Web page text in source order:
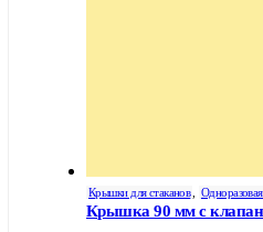
Крышки для стаканов
Крышка 90 мм с